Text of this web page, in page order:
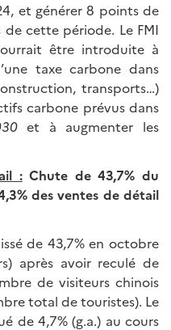
et générer 8 points de
cette période. Le FMI
être introduite à
taxe carbone dans
transports…)
carbone prévus dans
et à augmenter les
:Chute de 43,7% du
des ventes de détail
de 43,7% en octobre
après avoir reculé de
de visiteurs chinois
total de touristes). Le
de 4,7% (g.a.) au cours